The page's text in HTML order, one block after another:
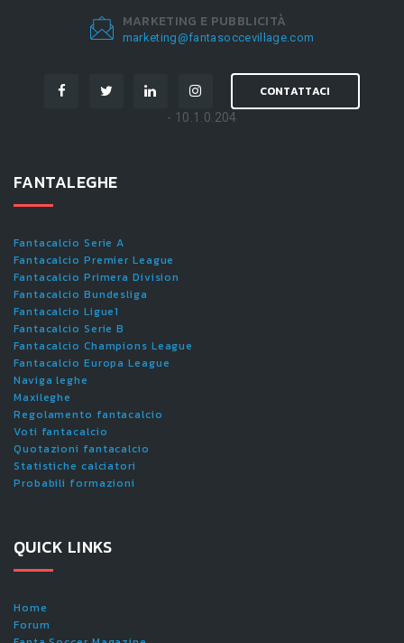
MARKETING E PUBBLICITÀ
marketing@fantasoccevillage.com
CONTATTACI
- 10.1.0.204
FANTALEGHE
Fantacalcio Serie A
Fantacalcio Premier League
Fantacalcio Primera Division
Fantacalcio Bundesliga
Fantacalcio Ligue1
Fantacalcio Serie B
Fantacalcio Champions League
Fantacalcio Europa League
Naviga leghe
Maxileghe
Regolamento fantacalcio
Voti fantacalcio
Quotazioni fantacalcio
Statistiche calciatori
Probabili formazioni
QUICK LINKS
Home
Forum